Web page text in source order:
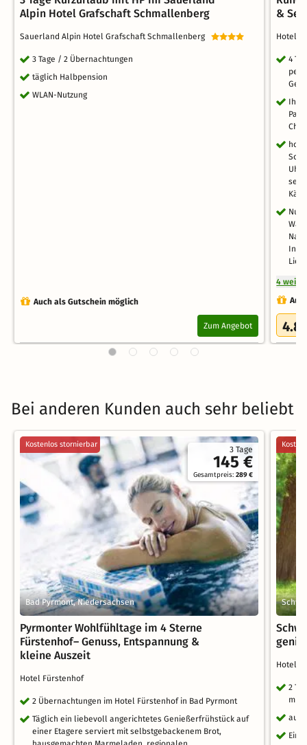
Alpin Hotel Grafschaft Schmallenberg
Sauerland Alpin Hotel Grafschaft Schmallenberg
3 Tage / 2 Übernachtungen
täglich Halbpension
WLAN-Nutzung
Auch als Gutschein möglich
Zum Angebot
&
Hotel
4
Ihr
Uhr
4
4.8
Bei anderen Kunden auch sehr beliebt
3 Tage
145 €
Gesamtpreis:289 €
Kostenlos stornierbar
Bad Pyrmont, Niedersachsen
Pyrmonter Wohlfühltage im 4 Sterne
Fürstenhof– Genuss, Entspannung &
kleine Auszeit
Hotel Fürstenhof
2 Übernachtungen im Hotel Fürstenhof in Bad Pyrmont
Täglich ein liebevoll angerichtetes Genießerfrühstück auf
einer Etagere serviert mit selbstgebackenem Brot,
Hotel
2
mit
Ein